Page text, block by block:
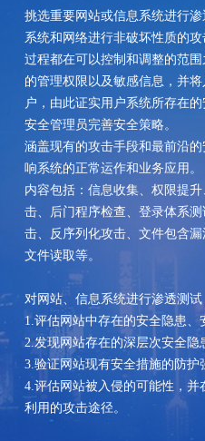
挑选重要网站或信息系统进行
系统和网络进行非破坏性质的
过程都在可以控制和调整的范
的管理权限以及敏感信息，并
户，由此证实用户系统所存在
安全管理员完善安全策略。
涵盖现有的攻击手段和最前沿
响系统的正常运作和业务应用。
内容包括：信息收集、权限提
击、后门程序检查、登录体系
击、反序列化攻击、文件包含
文件读取等。
对网站、信息系统进行渗透测试
1.评估网站中存在的安全隐患、
2.发现网站存在的深层次安全隐
3.验证网站现有安全措施的防护
4.评估网站被入侵的可能性，
利用的攻击途径。